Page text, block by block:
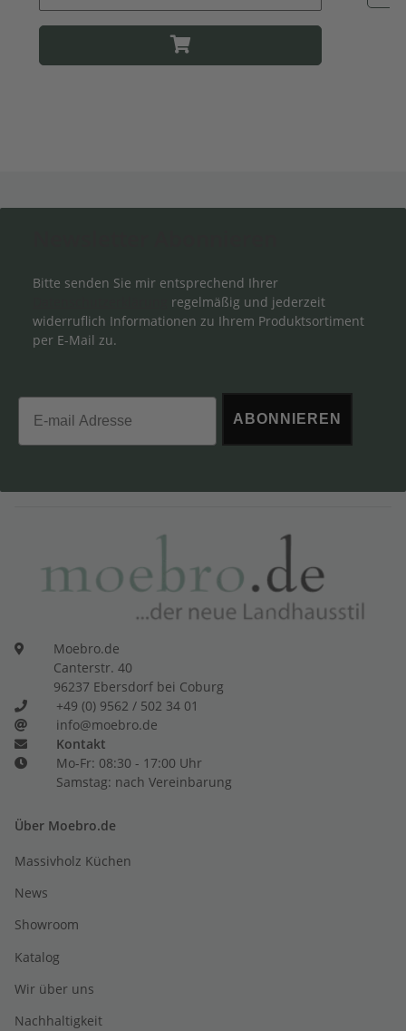
Bitte senden Sie mir entsprechend Ihrer
regelmäßig und jederzeit
widerruflich Informationen zu Ihrem Produktsortiment
per E-Mail zu.
Email
ABONNIEREN
Moebro.de
Canterstr. 40
96237 Ebersdorf bei Coburg
+49 (0) 9562 / 502 34 01
info@moebro.de
Kontakt
Mo-Fr: 08:30 - 17:00 Uhr
Samstag: nach Vereinbarung
Über Moebro.de
Massivholz Küchen
News
Showroom
Katalog
Wir über uns
Nachhaltigkeit